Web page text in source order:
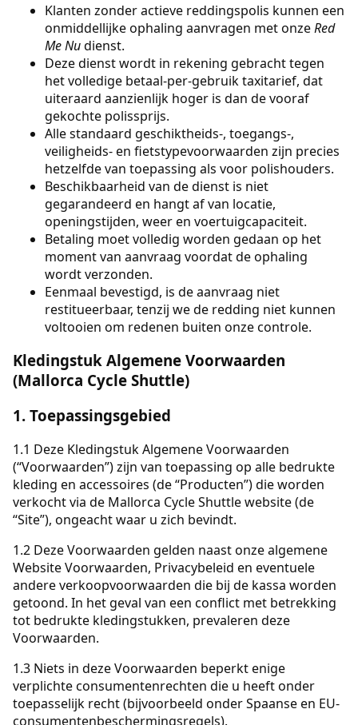
Klanten zonder actieve reddingspolis kunnen een
onmiddellijke ophaling aanvragen met onzeRed
Me Nudienst.
Deze dienst wordt in rekening gebracht tegen
het volledige betaal-per-gebruik taxitarief, dat
uiteraard aanzienlijk hoger is dan de vooraf
gekochte polissprijs.
Alle standaard geschiktheids-, toegangs-,
veiligheids- en fietstypevoorwaarden zijn precies
hetzelfde van toepassing als voor polishouders.
Beschikbaarheid van de dienst is niet
gegarandeerd en hangt af van locatie,
openingstijden, weer en voertuigcapaciteit.
Betaling moet volledig worden gedaan op het
moment van aanvraag voordat de ophaling
wordt verzonden.
Eenmaal bevestigd, is de aanvraag niet
restitueerbaar, tenzij we de redding niet kunnen
voltooien om redenen buiten onze controle.
Kledingstuk Algemene Voorwaarden
(Mallorca Cycle Shuttle)
1. Toepassingsgebied
1.1 Deze Kledingstuk Algemene Voorwaarden
(“Voorwaarden”) zijn van toepassing op alle bedrukte
kleding en accessoires (de “Producten”) die worden
verkocht via de Mallorca Cycle Shuttle website (de
“Site”), ongeacht waar u zich bevindt.
1.2 Deze Voorwaarden gelden naast onze algemene
Website Voorwaarden, Privacybeleid en eventuele
andere verkoopvoorwaarden die bij de kassa worden
getoond. In het geval van een conflict met betrekking
tot bedrukte kledingstukken, prevaleren deze
Voorwaarden.
1.3 Niets in deze Voorwaarden beperkt enige
verplichte consumentenrechten die u heeft onder
toepasselijk recht (bijvoorbeeld onder Spaanse en EU-
consumentenbeschermingsregels).